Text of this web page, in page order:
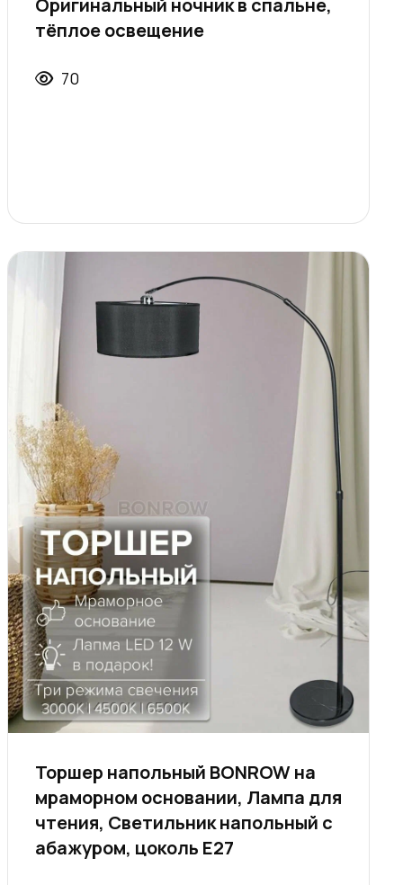
Оригинальный ночник в спальне,
тёплое освещение
70
Торшер напольный BONROW на
мраморном основании, Лампа для
чтения, Светильник напольный с
абажуром, цоколь E27